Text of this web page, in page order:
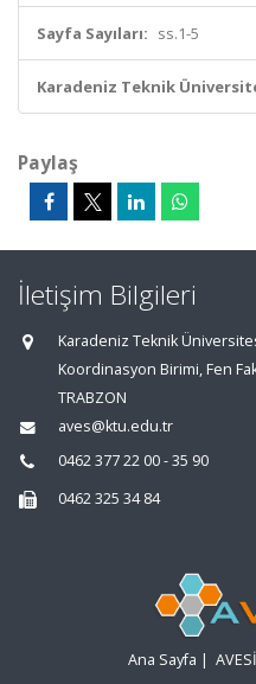
Sayfa Sayıları: ss.1-5
Karadeniz Teknik
Paylaş
İletişim Bilgileri
Karadeniz Teknik
Koordinasyon Birimi, Fen
TRABZON
aves@ktu.edu.tr
0462 377 22 00 - 35 90
0462 325 34 84
Ana Sayfa |